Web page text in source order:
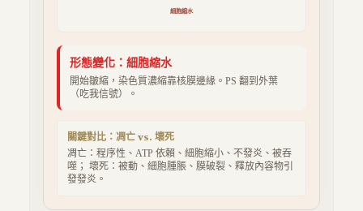
細胞縮水
形態變化： 細胞縮水
開始皺縮，染色質濃縮靠核膜邊緣。PS 翻到外葉
（吃我信號）。
關鍵對比：凋亡 vs. 壞死
凋亡：程序性、ATP 依賴、細胞縮小、不發炎、被吞
噬； 壞死：被動、細胞腫脹、膜破裂、釋放內容物引
發發炎。